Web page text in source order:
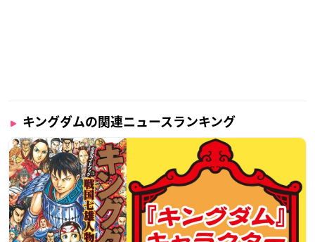
キングダムの関連ニュースランキング